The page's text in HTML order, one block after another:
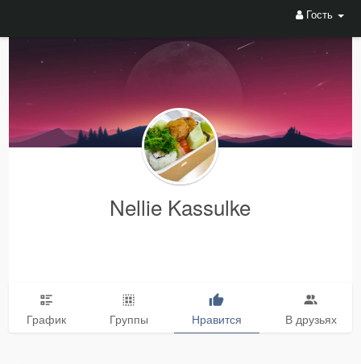
Гость
Nellie Kassulke
График Группы Нравится В друзьях